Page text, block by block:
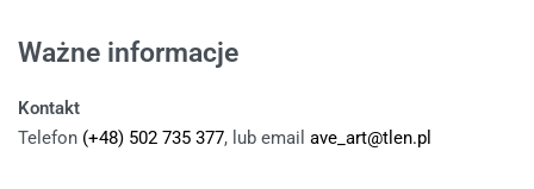
Ważne informacje
Kontakt
Telefon (+48) 502 735 377, lub email ave_art@tlen.pl